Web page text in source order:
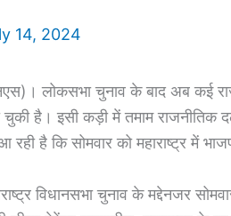
14, 2024
लोकसभा चुनाव के बाद अब कई
चुकी है। इसी कड़ी में तमाम राजनीतिक
है कि सोमवार को महाराष्ट्र में
विधानसभा चुनाव के मद्देनजर